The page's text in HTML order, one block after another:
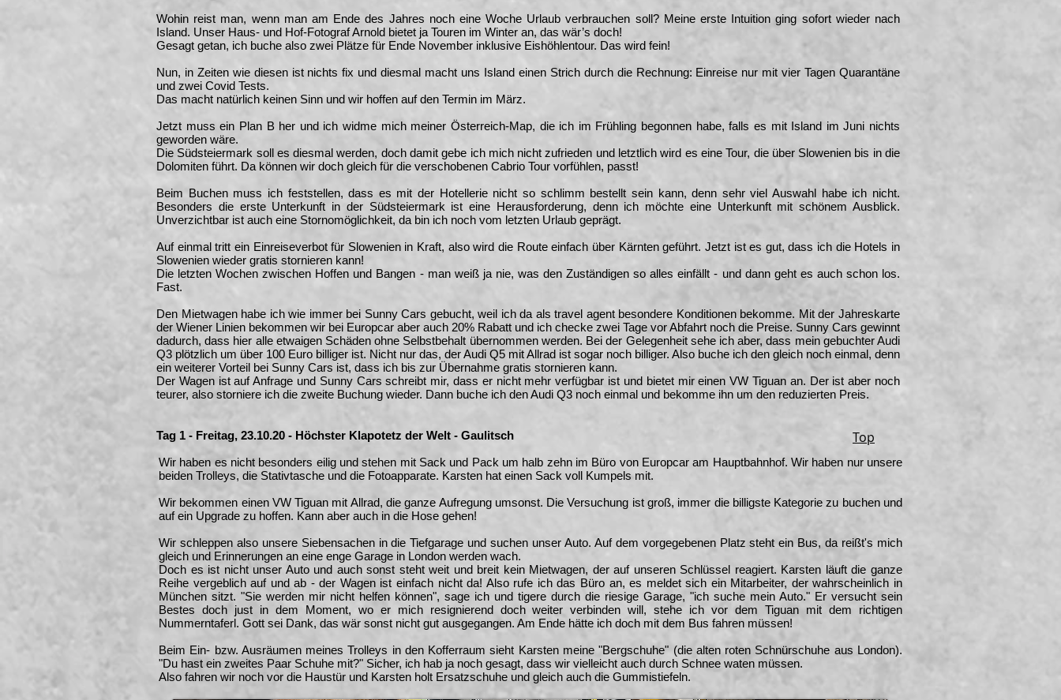
Wohin reist man, wenn man am Ende des Jahres noch eine Woche Urlaub verbrauchen soll? Meine erste Intuition ging sofort wieder nach
Island. Unser Haus- und Hof-Fotograf Arnold bietet ja Touren im Winter an, das wär’s doch!
Gesagt getan, ich buche also zwei Plätze für Ende November inklusive Eishöhlentour. Das wird fein!
Nun, in Zeiten wie diesen ist nichts fix und diesmal macht uns Island einen Strich durch die Rechnung: Einreise nur mit vier Tagen Quarantäne
und zwei Covid Tests.
Das macht natürlich keinen Sinn und wir hoffen auf den Termin im März.
Jetzt muss ein Plan B her und ich widme mich meiner Österreich-Map, die ich im Frühling begonnen habe, falls es mit Island im Juni nichts
geworden wäre.
Die Südsteiermark soll es diesmal werden, doch damit gebe ich mich nicht zufrieden und letztlich wird es eine Tour, die über Slowenien bis in die
Dolomiten führt. Da können wir doch gleich für die verschobenen Cabrio Tour vorfühlen, passt!
Beim Buchen muss ich feststellen, dass es mit der Hotellerie nicht so schlimm bestellt sein kann, denn sehr viel Auswahl habe ich nicht.
Besonders die erste Unterkunft in der Südsteiermark ist eine Herausforderung, denn ich möchte eine Unterkunft mit schönem Ausblick.
Unverzichtbar ist auch eine Stornomöglichkeit, da bin ich noch vom letzten Urlaub geprägt.
Auf einmal tritt ein Einreiseverbot für Slowenien in Kraft, also wird die Route einfach über Kärnten geführt. Jetzt ist es gut, dass ich die Hotels in
Slowenien wieder gratis stornieren kann!
Die letzten Wochen zwischen Hoffen und Bangen - man weiß ja nie, was den Zuständigen so alles einfällt - und dann geht es auch schon los.
Fast.
Den Mietwagen habe ich wie immer bei Sunny Cars gebucht, weil ich da als travel agent besondere Konditionen bekomme. Mit der Jahreskarte
der Wiener Linien bekommen wir bei Europcar aber auch 20% Rabatt und ich checke zwei Tage vor Abfahrt noch die Preise. Sunny Cars gewinnt
dadurch, dass hier alle etwaigen Schäden ohne Selbstbehalt übernommen werden. Bei der Gelegenheit sehe ich aber, dass mein gebuchter Audi
Q3 plötzlich um über 100 Euro billiger ist. Nicht nur das, der Audi Q5 mit Allrad ist sogar noch billiger. Also buche ich den gleich noch einmal, denn
ein weiterer Vorteil bei Sunny Cars ist, dass ich bis zur Übernahme gratis stornieren kann.
Der Wagen ist auf Anfrage und Sunny Cars schreibt mir, dass er nicht mehr verfügbar ist und bietet mir einen VW Tiguan an. Der ist aber noch
teurer, also storniere ich die zweite Buchung wieder. Dann buche ich den Audi Q3 noch einmal und bekomme ihn um den reduzierten Preis.
Tag 1 - Freitag, 23.10.20 - Höchster Klapotetz der Welt - Gaulitsch Top
Wir haben es nicht besonders eilig und stehen mit Sack und Pack um halb zehn im Büro von Europcar am Hauptbahnhof. Wir haben nur unsere
beiden Trolleys, die Stativtasche und die Fotoapparate. Karsten hat einen Sack voll Kumpels mit.
Wir bekommen einen VW Tiguan mit Allrad, die ganze Aufregung umsonst. Die Versuchung ist groß, immer die billigste Kategorie zu buchen und
auf ein Upgrade zu hoffen. Kann aber auch in die Hose gehen!
Wir schleppen also unsere Siebensachen in die Tiefgarage und suchen unser Auto. Auf dem vorgegebenen Platz steht ein Bus, da reißt's mich
gleich und Erinnerungen an eine enge Garage in London werden wach.
Doch es ist nicht unser Auto und auch sonst steht weit und breit kein Mietwagen, der auf unseren Schlüssel reagiert. Karsten läuft die ganze
Reihe vergeblich auf und ab - der Wagen ist einfach nicht da! Also rufe ich das Büro an, es meldet sich ein Mitarbeiter, der wahrscheinlich in
München sitzt. "Sie werden mir nicht helfen können", sage ich und tigere durch die riesige Garage, "ich suche mein Auto." Er versucht sein
Bestes doch just in dem Moment, wo er mich resignierend doch weiter verbinden will, stehe ich vor dem Tiguan mit dem richtigen
Nummerntaferl. Gott sei Dank, das wär sonst nicht gut ausgegangen. Am Ende hätte ich doch mit dem Bus fahren müssen!
Beim Ein- bzw. Ausräumen meines Trolleys in den Kofferraum sieht Karsten meine "Bergschuhe" (die alten roten Schnürschuhe aus London).
"Du hast ein zweites Paar Schuhe mit?" Sicher, ich hab ja noch gesagt, dass wir vielleicht auch durch Schnee waten müssen.
Also fahren wir noch vor die Haustür und Karsten holt Ersatzschuhe und gleich auch die Gummistiefeln.